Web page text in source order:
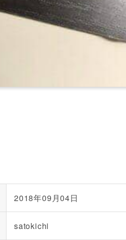
2018年09月04日
satokichi